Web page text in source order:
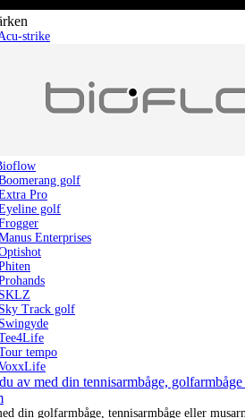
strike
golf
Pro
golf
Enterprises
SKLZ
Sky Track golf
Swingyde
tempo
av med din tennisarmbåge,
din golfarmbåge, tennisarmbåge eller